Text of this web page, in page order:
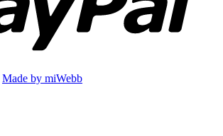
Made by miWebb